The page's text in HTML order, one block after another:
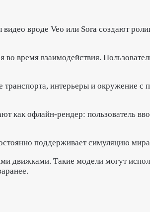
вроде Veo или Sora создают
время взаимодействия.
интерьеры и окружение
как офлайн-рендер: пользователь
поддерживает симуляцию мира
движками. Такие модели могут